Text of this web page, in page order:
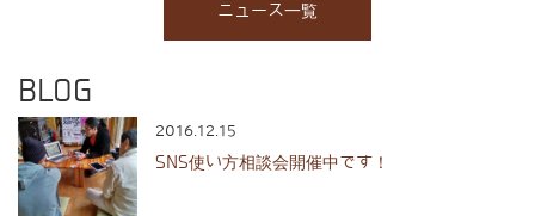
ニュース一覧
BLOG
2016.12.15
SNS使い方相談会開催中です！